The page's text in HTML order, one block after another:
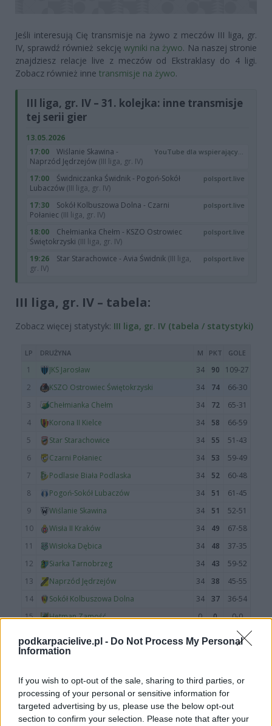
podkarpacielive.pl - Do Not Process My Personal
Information
If you wish to opt-out of the sale, sharing to third parties, or
processing of your personal or sensitive information for
targeted advertising by us, please use the below opt-out
section to confirm your selection. Please note that after your
Jeśli interesują Cię transmisje na żywo z meczów III liga, gr.
IV, sprawdź również sekcję wyniki na żywo. Na naszej stronie
znajdziesz relacje live z meczów od Ekstraklasy do 4 ligi.
Zobacz również inne transmisje na żywo.
III liga, gr. IV – 31. kolejka: inne transmisje
tej serii gier
13.05.2026
17:00
Wiślanie Skawina -
Naprzód Jędrzejów (III liga, gr. IV)
polsport.live
17:00
Świdniczanka Świdnik - Pogoń-Sokół
Lubaczów (III liga, gr. IV)
polsport.live
17:30
Sokół Kolbuszowa Dolna - Czarni
Połaniec (III liga, gr. IV)
polsport.live
18:00
Chełmianka Chełm - KSZO Ostrowiec
Świętokrzyski (III liga, gr. IV)
polsport.live
19:26 Star Starachowice - Avia Świdnik (III liga,
gr. IV)
III liga, gr. IV – tabela:
Zobacz więcej statystyk: III liga, gr. IV (tabela / statystyki)